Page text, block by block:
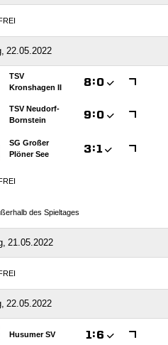

TSV
Kronshagen II
:
TSV Neudorf-
Bornstein
:
SG Großer
Plöner See
:
des Spieltages


Husumer SV  :